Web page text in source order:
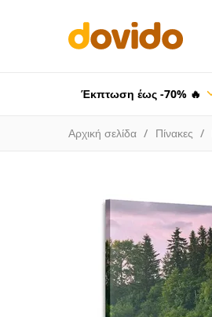
Έκπτωση έως -70% 🔥
Αρχική σελίδα Πίνακες